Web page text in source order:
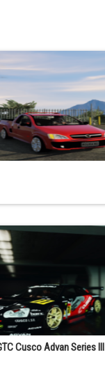
Cusco Advan Series III